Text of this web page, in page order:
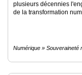
plusieurs décennies
de la transformation
Numérique » Souveraineté